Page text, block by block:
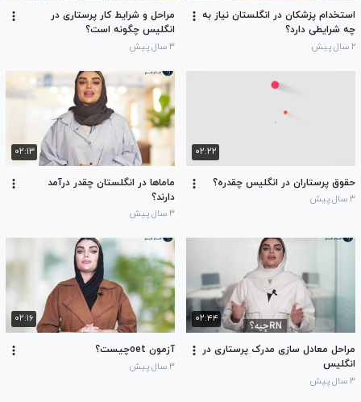
استخدام پزشکان در انگلستان نیاز به
چه شرایطی دارد؟
۲ سال پیش
مراحل و شرایط کار پرستاری در
انگلیس چگونه است؟
۳ سال پیش
۰۲:۲۲
حقوق پرستاران در انگلیس چقدره؟
۳ سال پیش
۰۲:۱۳
ماماها در انگلستان چقدر درآمد
دارند؟
۳ سال پیش
۰۲:۴۴
مراحل معادل سازی مدرک پرستاری در
انگلیس
۳ سال پیش
۰۲:۱۶
آزمون oetچیست؟
۳ سال پیش